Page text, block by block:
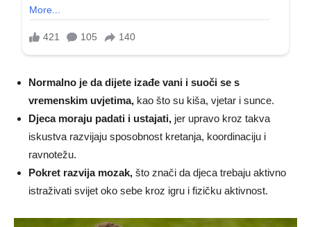
Normalno je da dijete izađe vani i suoči se s
vremenskim uvjetima, kao što su kiša, vjetar i sunce.
Djeca moraju padati i ustajati, jer upravo kroz takva
iskustva razvijaju sposobnost kretanja, koordinaciju i
ravnotežu.
Pokret razvija mozak, što znači da djeca trebaju aktivno
istraživati svijet oko sebe kroz igru i fizičku aktivnost.